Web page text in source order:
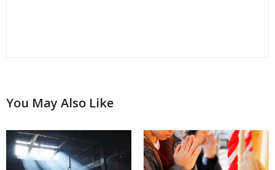
You May Also Like